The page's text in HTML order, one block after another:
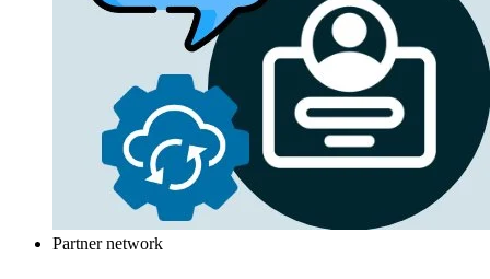
Partner network